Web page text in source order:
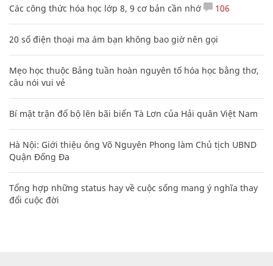
Các công thức hóa học lớp 8, 9 cơ bản cần nhớ 106
20 số điện thoại ma ám bạn không bao giờ nên gọi
Mẹo học thuộc Bảng tuần hoàn nguyên tố hóa học bằng thơ,
câu nói vui vẻ
Bí mật trận đổ bộ lên bãi biển Tà Lơn của Hải quân Việt Nam
Hà Nội: Giới thiệu ông Võ Nguyên Phong làm Chủ tịch UBND
Quận Đống Đa
Tổng hợp những status hay về cuộc sống mang ý nghĩa thay
đổi cuộc đời